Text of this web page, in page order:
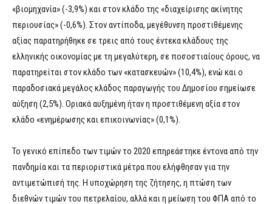
«βιομηχανία» (-3,9%) και στον κλάδο της «διαχείρισης ακίνητης
περιουσίας» (-0,6%). Στον αντίποδα, μεγέθυνση προστιθέμενης
αξίας παρατηρήθηκε σε τρεις από τους έντεκα κλάδους της
ελληνικής οικονομίας με τη μεγαλύτερη, σε ποσοστιαίους όρους, να
παρατηρείται στον κλάδο των «κατασκευών» (10,4%), ενώ και ο
παραδοσιακά μεγάλος κλάδος παραγωγής του Δημοσίου σημείωσε
αύξηση (2,5%). Οριακά αυξημένη ήταν η προστιθέμενη αξία στον
κλάδο «ενημέρωσης και επικοινωνίας» (0,1%).
Το γενικό επίπεδο των τιμών το 2020 επηρεάστηκε έντονα από την
πανδημία και τα περιοριστικά μέτρα που ελήφθησαν για την
αντιμετώπισή της. Η υποχώρηση της ζήτησης, η πτώση των
διεθνών τιμών του πετρελαίου, αλλά και η μείωση του ΦΠΑ από το